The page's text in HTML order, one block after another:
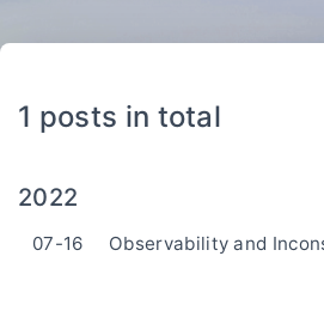
1 posts in total
2022
07-16